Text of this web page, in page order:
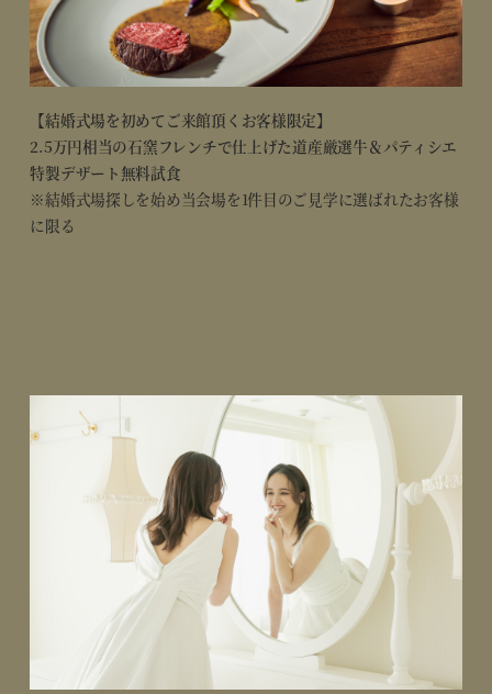
【結婚式場を初めてご来館頂くお客様限定】
2.5万円相当の石窯フレンチで仕上げた道産厳選牛＆パティシエ
特製デザート無料試食
※結婚式場探しを始め当会場を1件目のご見学に選ばれたお客様
に限る